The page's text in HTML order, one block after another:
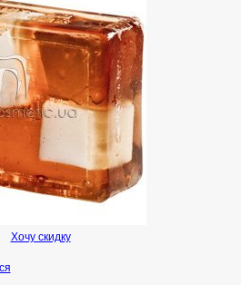
Хочу скидку